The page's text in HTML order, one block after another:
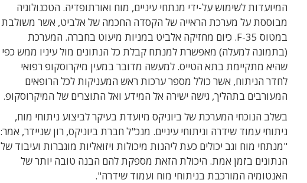
המיועדות לשימוש על-ידי מנתחי עיניים, מוח ואורתופדיה. הטכנולוגיה
מבוססת על מערכת הראייה של הקסדה החכמה של אלביט, אשר משולבת
במטוס F-35. כיום מחזיקה אלביט במניות מיעוט בחברה. המערכת
(בתמונה למעלה) מאפשרת למנתח קבלת כל הנתונים מול עיניו ממש כפי
שהיא מתקיימת בתא הטייס. למעשה מדובר במעין מיקרוסקופ רפואי
לחדר הניתוח, אשר כולל מספר ערכות ראש המעניקות לכל הרופאים
המעורבים בתהליך, גישה ישירה אל המידע ואל התוצרים של המיקרוסקופ.
בשלב הנוכחי המערכת של ביוניקס מיועדת בעיקר לביצוע ניתוחי מוח,
ניתוחי עמוד שידרה וניתוחי עיניים. מנכ"ל חברת ביוניקס, רון שניידר, אמר:
"מנתחי מוח וגב יכולים כעת ליהנות מיכולות ויזואליות מוגברות ועיבוד של
הנתונים בזמן אמת. היכולת הזאת מספקת להם הבנה טובה יותר של
האנטומיה המורכבת בניתוחי מוח ועמוד שידרה".